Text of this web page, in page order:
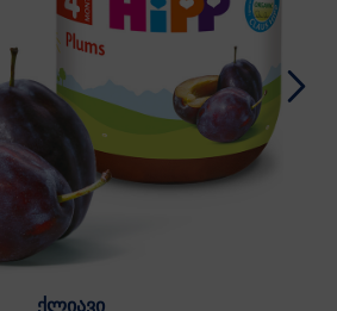
ქლიავი